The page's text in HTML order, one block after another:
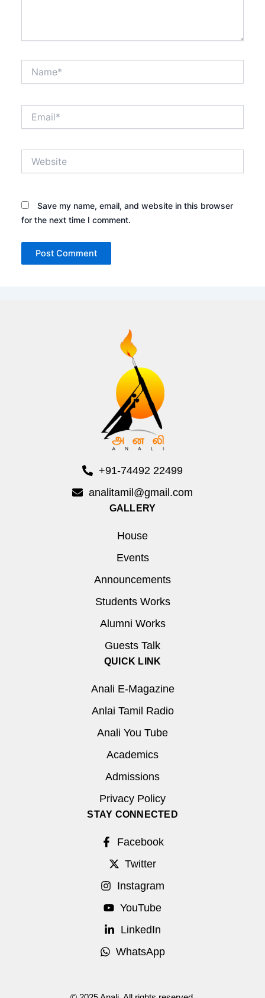
Save my name, email, and website in this browser
for the next time I comment.
+91-74492 22499
analitamil@gmail.com
GALLERY
House
Events
Announcements
Students Works
Alumni Works
Guests Talk
QUICK LINK
Anali E-Magazine
Anlai Tamil Radio
Anali You Tube
Academics
Admissions
Privacy Policy
STAY CONNECTED
Facebook
Twitter
Instagram
YouTube
LinkedIn
WhatsApp